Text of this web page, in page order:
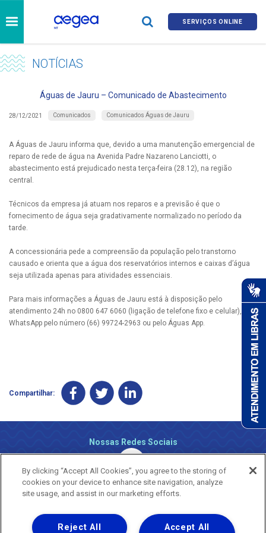
SERVIÇOS ONLINE
NOTÍCIAS
Águas de Jauru – Comunicado de Abastecimento
28/12/2021 Comunicados Comunicados Águas de Jauru
A Águas de Jauru informa que, devido a uma manutenção emergencial de
reparo de rede de água na Avenida Padre Nazareno Lanciotti, o
abastecimento está prejudicado nesta terça-feira (28.12), na região
central.
Técnicos da empresa já atuam nos reparos e a previsão é que o
fornecimento de água seja gradativamente normalizado no período da
tarde.
A concessionária pede a compreensão da população pelo transtorno
causado e orienta que a água dos reservatórios internos e caixas d’água
seja utilizada apenas para atividades essenciais.
Para mais informações a Águas de Jauru está à disposição pelo
atendimento 24h no 0800 647 6060 (ligação de telefone fixo e celular), via
WhatsApp pelo número (66) 99724-2963 ou pelo Águas App.
Compartilhar:
Nossas Redes Sociais
By clicking “Accept All Cookies”, you agree to the storing of
cookies on your device to enhance site navigation, analyze
site usage, and assist in our marketing efforts.
Accept All
Reject All